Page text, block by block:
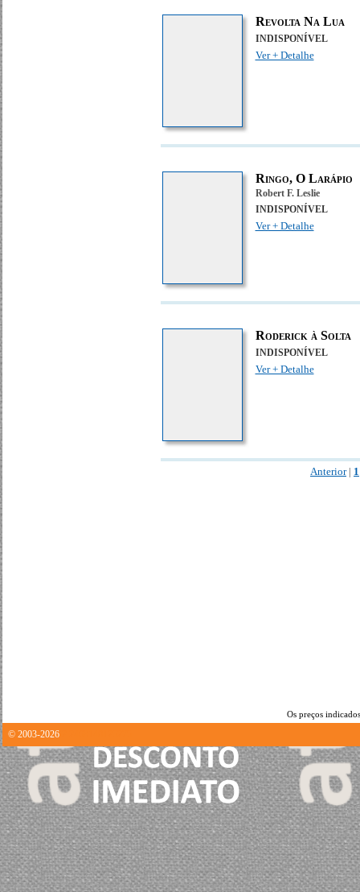
Revolta Na Lua
INDISPONÍVEL
Ver + Detalhe
Ringo, O Larápio
Robert F. Leslie
INDISPONÍVEL
Ver + Detalhe
Roderick à Solta
INDISPONÍVEL
Ver + Detalhe
Anterior| 1
Os preços
© 2003-2026